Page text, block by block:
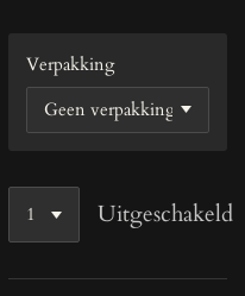
Verpakking
Uitgeschakeld